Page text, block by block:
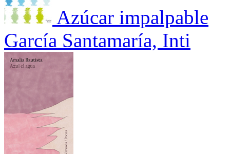
Azúcar impalpable
García Santamaría, Inti